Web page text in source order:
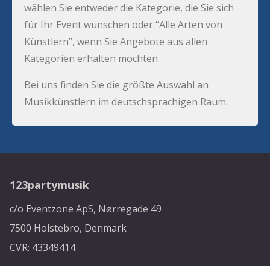
wählen Sie entweder die Kategorie, die Sie sich
für Ihr Event wünschen oder “Alle Arten von
Künstlern”, wenn Sie Angebote aus allen
Kategorien erhalten möchten.
Bei uns finden Sie die größte Auswahl an
Musikkünstlern im deutschsprachigen Raum.
123partymusik
c/o Eventzone ApS, Nørregade 49
7500 Holstebro, Denmark
CVR: 43349414